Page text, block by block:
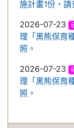
施計畫1份，請
2026-07-23
理「黑熊保育
照。
2026-07-23
理「黑熊保育
照。